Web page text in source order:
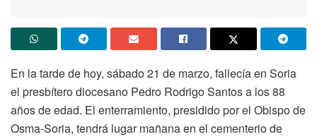
En la tarde de hoy, sábado 21 de marzo, fallecía en Soria
el presbítero diocesano Pedro Rodrigo Santos a los 88
años de edad. El enterramiento, presidido por el Obispo de
Osma-Soria, tendrá lugar mañana en el cementerio de